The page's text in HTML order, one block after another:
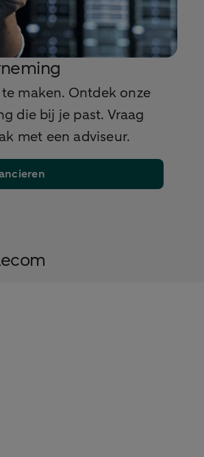
maken. Ontdek onze
die bij je past. Vraag
met een adviseur.